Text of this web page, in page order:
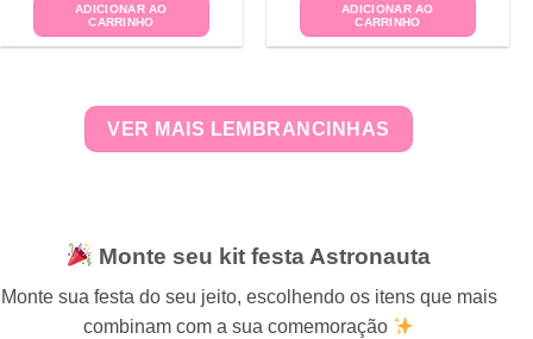
ADICIONAR AO
CARRINHO
ADICIONAR AO
CARRINHO
VER MAIS LEMBRANCINHAS
Monte seu kit festa Astronauta
Monte sua festa do seu jeito, escolhendo os itens que mais
combinam com a sua comemoração